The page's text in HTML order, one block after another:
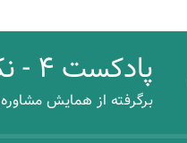
پادکست ۴ - نکات کلی
برگرفته از همایش